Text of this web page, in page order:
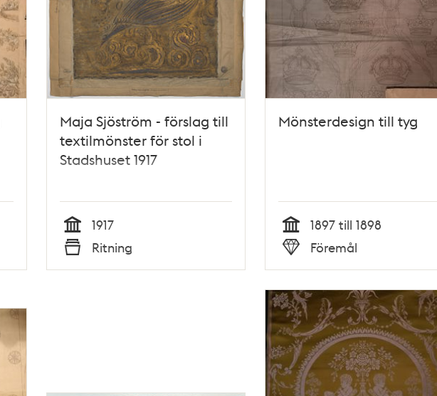
Maja Sjöström - förslag till
textilmönster för stol i
Stadshuset 1917
Tid
1917
Typ
Ritning
Mönsterdesign till tyg
Tid
1897 till 1898
Typ
Föremål